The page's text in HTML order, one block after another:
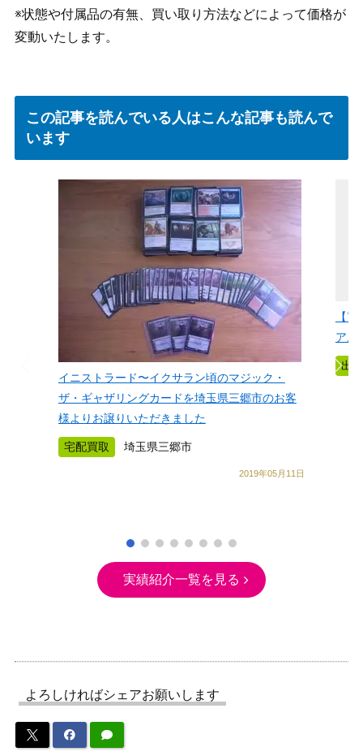
※状態や付属品の有無、買い取り方法などによって価格が
変動いたします。
この記事を読んでいる人はこんな記事も読んで
います
イニストラード〜イクサラン頃のマジック・
ザ・ギャザリングカードを埼玉県三郷市のお客
様よりお譲りいただきました
宅配買取 埼玉県三郷市
2019年05月11日
【
アル
出
実績紹介一覧を見る
よろしければシェアお願いします